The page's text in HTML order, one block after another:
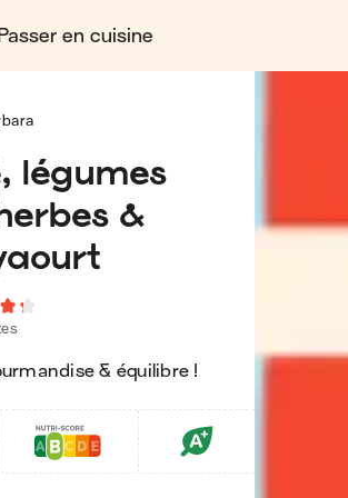
Passer en cuisine
légumes
&
& équilibre !